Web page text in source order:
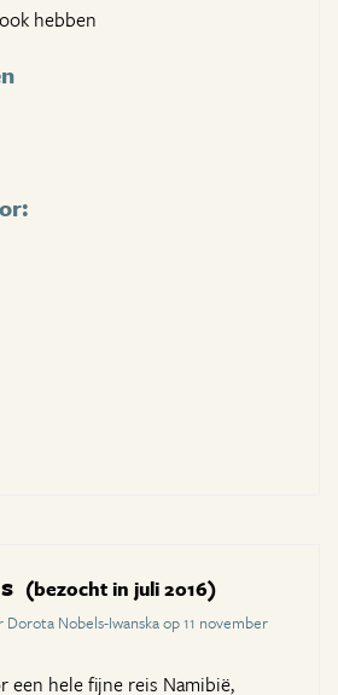
hebben
(bezocht in juli 2016)
Nobels-Iwanska op 11 november
een hele fijne reis Namibië,